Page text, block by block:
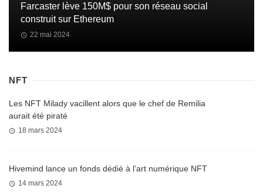
Farcaster lève 150M$ pour son réseau social
construit sur Ethereum
22 mai 2024
NFT
Les NFT Milady vacillent alors que le chef de Remilia
aurait été piraté
18 mars 2024
Hivemind lance un fonds dédié à l’art numérique NFT
14 mars 2024